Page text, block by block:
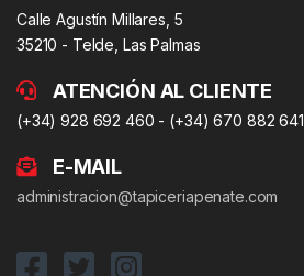
Calle Agustín Millares, 5
35210 - Telde, Las Palmas
ATENCIÓN AL CLIENTE
(+34) 928 692 460 - (+34) 670 882 641
E-MAIL
administracion@tapiceriapenate.com